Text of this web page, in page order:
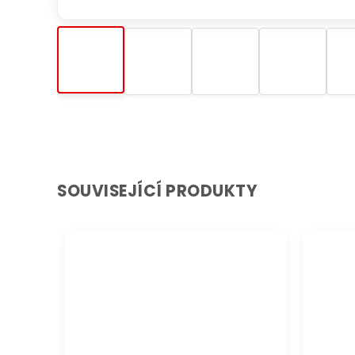
SOUVISEJÍCÍ PRODUKTY